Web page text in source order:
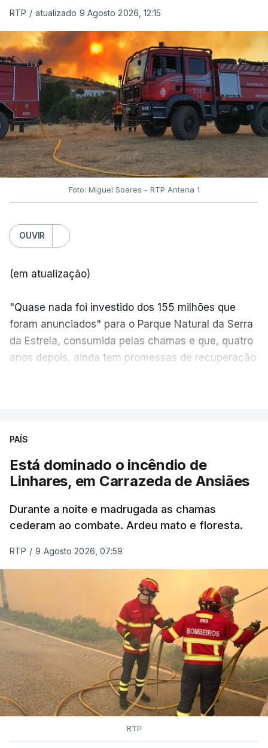
RTP / atualizado 9 Agosto 2026, 12:15
Foto: Miguel Soares - RTP Antena 1
OUVIR
(em atualização)
"Quase nada foi investido dos 155 milhões que
foram anunciados" para o Parque Natural da Serra
da Estrela, consumida pelas chamas e que, quatro
anos depois, ainda tem promessas de recuperação
ESTE CONTEÚDO ESTÁ NESTE
PAÍS
Está dominado o incêndio de
Linhares, em Carrazeda de Ansiães
Durante a noite e madrugada as chamas
cederam ao combate. Ardeu mato e floresta.
RTP / 9 Agosto 2026, 07:59
RTP